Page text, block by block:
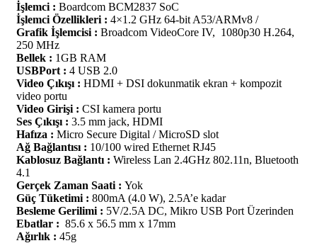
İşlemci : Boardcom BCM2837 SoC
İşlemci Özellikleri : 4×1.2 GHz 64-bit A53/ARMv8 /
Grafik İşlemcisi : Broadcom VideoCore IV, 1080p30 H.264,
250 MHz
Bellek : 1GB RAM
USBPort : 4 USB 2.0
Video Çıkışı : HDMI + DSI dokunmatik ekran + kompozit
video portu
Video Girişi : CSI kamera portu
Ses Çıkışı : 3.5 mm jack, HDMI
Hafıza : Micro Secure Digital / MicroSD slot
Ağ Bağlantısı : 10/100 wired Ethernet RJ45
Kablosuz Bağlantı : Wireless Lan 2.4GHz 802.11n, Bluetooth
4.1
Gerçek Zaman Saati : Yok
Güç Tüketimi : 800mA (4.0 W), 2.5A’e kadar
Besleme Gerilimi : 5V/2.5A DC, Mikro USB Port Üzerinden
Ebatlar : 85.6 x 56.5 mm x 17mm
Ağırlık : 45g